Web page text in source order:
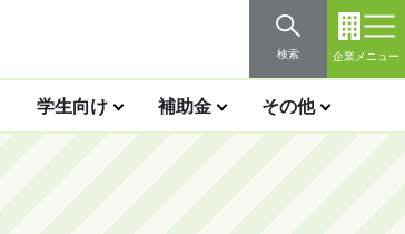
検索 企業メニュー
学生向け 補助金 その他